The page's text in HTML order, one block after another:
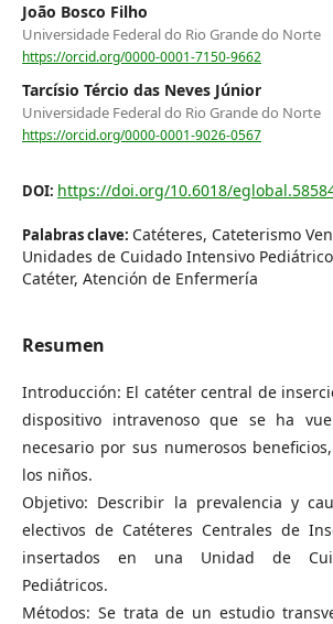
João Bosco Filho
Universidade Federal do Rio Grande do Norte
https://orcid.org/0000-0001-7150-9662
Tarcísio Tércio das Neves Júnior
Universidade Federal do Rio Grande do Norte
https://orcid.org/0000-0001-9026-0567
DOI: https://doi.org/10.6018/
Palabras clave: Catéteres, Cateterismo
Unidades de Cuidado Intensivo
Catéter, Atención de Enfermería
Resumen
Introducción: El catéter central de
dispositivo intravenoso que se ha
necesario por sus numerosos
los niños.
Objetivo: Describir la prevalencia y
electivos de Catéteres Centrales de
insertados en una Unidad de
Pediátricos.
Métodos: Se trata de un estudio